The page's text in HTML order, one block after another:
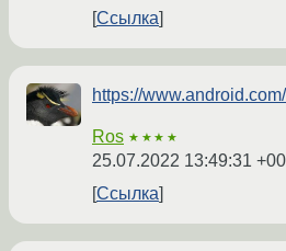
Ссылка
https://
Ros ★★★★
25.07.2022 13:49:31
Ссылка